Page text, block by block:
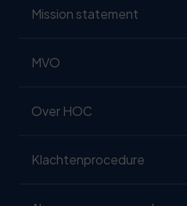
Mission statement
MVO
Over HOC
Klachtenprocedure